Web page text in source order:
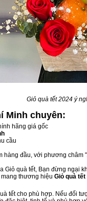
Giỏ quà tết 2024 ý
Minh chuyên:
hãng giá gốc
cầu
hàng đầu, với phương châm "
Giỏ quà tết, Bạn đừng ngại
thương hiệu Giỏ quà tết
tết cho phù hợp. Nếu đối